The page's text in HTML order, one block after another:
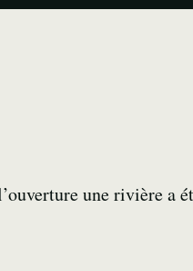
une rivière a